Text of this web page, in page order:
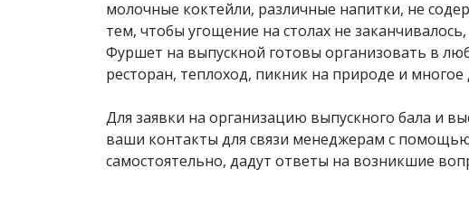
молочные коктейли, различные напитки, не
тем, чтобы угощение на столах не
Фуршет на выпускной готовы организовать в
ресторан, теплоход, пикник на природе и многое
Для заявки на организацию выпускного бала и
ваши контакты для связи менеджерам с
самостоятельно, дадут ответы на возникшие